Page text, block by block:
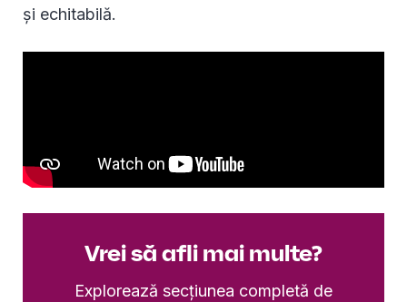
și echitabilă.
Vrei să afli mai multe?
Explorează secțiunea completă de